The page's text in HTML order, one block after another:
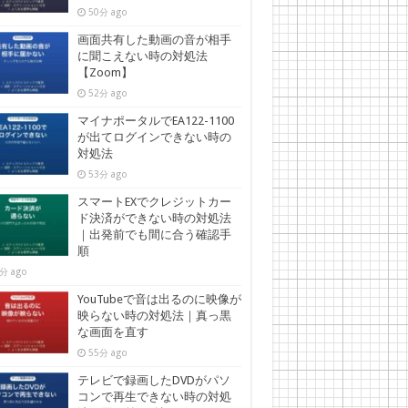
50分 ago
画面共有した動画の音が相手
に聞こえない時の対処法
【Zoom】
52分 ago
マイナポータルでEA122-1100
が出てログインできない時の
対処法
53分 ago
スマートEXでクレジットカー
ド決済ができない時の対処法
｜出発前でも間に合う確認手
順
ago
YouTubeで音は出るのに映像が
映らない時の対処法｜真っ黒
な画面を直す
55分 ago
テレビで録画したDVDがパソ
コンで再生できない時の対処